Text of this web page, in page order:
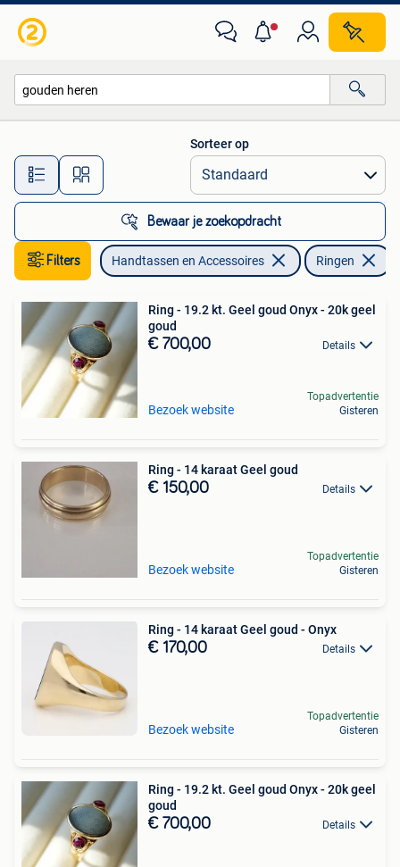
Alle afstanden…
Sorteer op
Bewaar je zoekopdracht
Filters Handtassen en Accessoires Ringen
Ring - 19.2 kt. Geel goud Onyx - 20k geel
goud
€ 700,00 Details
Bezoek website
Topadvertentie
Gisteren
Ring - 14 karaat Geel goud
€ 150,00 Details
Bezoek website
Topadvertentie
Gisteren
Ring - 14 karaat Geel goud - Onyx
€ 170,00 Details
Bezoek website
Topadvertentie
Gisteren
Ring - 19.2 kt. Geel goud Onyx - 20k geel
goud
€ 700,00 Details